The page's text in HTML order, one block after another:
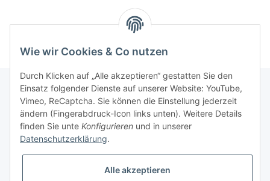
Informationen
Gesetzliche Informationen
Wie wir Cookies & Co nutzen
Durch Klicken auf „Alle akzeptieren“ gestatten Sie den
Einsatz folgender Dienste auf unserer Website: YouTube,
Vimeo, ReCaptcha. Sie können die Einstellung jederzeit
ändern (Fingerabdruck-Icon links unten). Weitere Details
finden Sie unte Konfigurieren und in unserer
Datenschutzerklärung.
Alle akzeptieren